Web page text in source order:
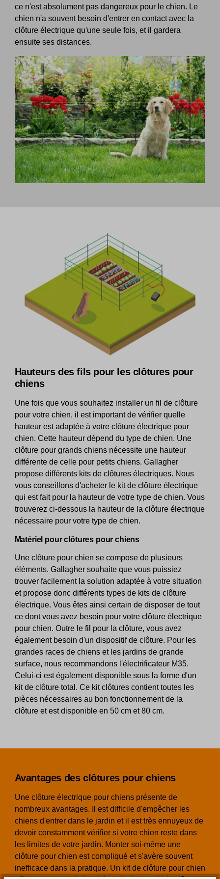
ce n'est absolument pas dangereux pour le chien. Le
chien n'a souvent besoin d'entrer en contact avec la
clôture électrique qu'une seule fois, et il gardera
ensuite ses distances.
Hauteurs des fils pour les clôtures pour
chiens
Une fois que vous souhaitez installer un fil de clôture
pour votre chien, il est important de vérifier quelle
hauteur est adaptée à votre clôture électrique pour
chien. Cette hauteur dépend du type de chien. Une
clôture pour grands chiens nécessite une hauteur
différente de celle pour petits chiens. Gallagher
propose différents kits de clôtures électriques. Nous
vous conseillons d'acheter le kit de clôture électrique
qui est fait pour la hauteur de votre type de chien. Vous
trouverez ci-dessous la hauteur de la clôture électrique
nécessaire pour votre type de chien.
Matériel pour clôtures pour chiens
Une clôture pour chien se compose de plusieurs
éléments. Gallagher souhaite que vous puissiez
trouver facilement la solution adaptée à votre situation
et propose donc différents types de kits de clôture
électrique. Vous êtes ainsi certain de disposer de tout
ce dont vous avez besoin pour votre clôture électrique
pour chien. Outre le fil pour la clôture, vous avez
également besoin d'un dispositif de clôture. Pour les
grandes races de chiens et les jardins de grande
surface, nous recommandons l'électrificateur M35.
Celui-ci est également disponible sous la forme d'un
kit de clôture total. Ce kit clôtures contient toutes les
pièces nécessaires au bon fonctionnement de la
clôture et est disponible en 50 cm et 80 cm.
Avantages des clôtures pour chiens
Une clôture électrique pour chiens présente de
nombreux avantages. Il est difficile d'empêcher les
chiens d'entrer dans le jardin et il est très ennuyeux de
devoir constamment vérifier si votre chien reste dans
les limites de votre jardin. Monter soi-même une
clôture pour chien est compliqué et s'avère souvent
inefficace dans la pratique. Un kit de clôture pour chien